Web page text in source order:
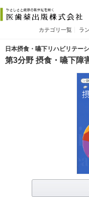
カテゴリ一覧 ラ
日本摂食・嚥下リハビリテー
第3分野 摂食・嚥下障